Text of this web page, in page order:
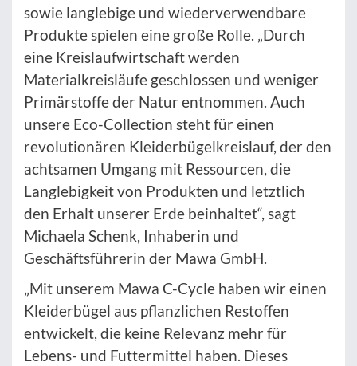
sowie langlebige und wiederverwendbare
Produkte spielen eine große Rolle. „Durch
eine Kreislaufwirtschaft werden
Materialkreisläufe geschlossen und weniger
Primärstoffe der Natur entnommen. Auch
unsere Eco-Collection steht für einen
revolutionären Kleiderbügelkreislauf, der den
achtsamen Umgang mit Ressourcen, die
Langlebigkeit von Produkten und letztlich
den Erhalt unserer Erde beinhaltet“, sagt
Michaela Schenk, Inhaberin und
Geschäftsführerin der Mawa GmbH.
„Mit unserem Mawa C-Cycle haben wir einen
Kleiderbügel aus pflanzlichen Restoffen
entwickelt, die keine Relevanz mehr für
Lebens- und Futtermittel haben. Dieses